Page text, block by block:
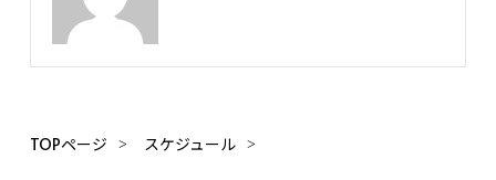
TOPページ スケジュール